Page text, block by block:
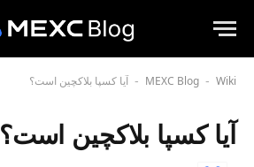
MEXC Blog - Wiki
- آیا کسپا بلاکچین است؟
آیا کسپا بلاکچین است؟